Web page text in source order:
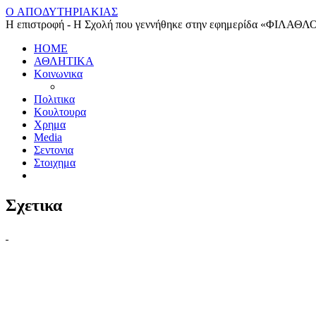
O ΑΠΟΔΥΤΗΡΙΑΚΙΑΣ
Η επιστροφή - Η Σχολή που γεννήθηκε στην εφημερίδα
HOME
ΑΘΛΗΤΙΚΑ
Κοινωνικα
Πολιτικα
Κουλτουρα
Χρημα
Media
Σεντονια
Στοιχημα
Σχετικα